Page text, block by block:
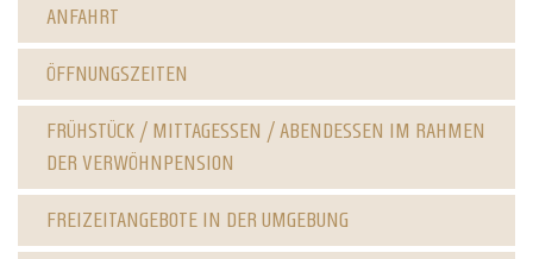
ANFAHRT
ÖFFNUNGSZEITEN
FRÜHSTÜCK / MITTAGESSEN / ABENDESSEN IM RAHMEN
DER VERWÖHNPENSION
FREIZEITANGEBOTE IN DER UMGEBUNG